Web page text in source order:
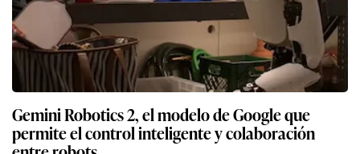
Gemini Robotics 2, el modelo de Google que
permite el control inteligente y colaboración